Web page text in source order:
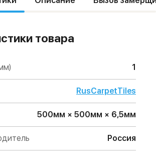
товара
1
RusCarpetTiles
500мм × 500мм × 6,5мм
Россия